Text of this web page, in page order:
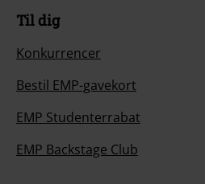
Til dig
Konkurrencer
Bestil EMP-gavekort
EMP Studenterrabat
EMP Backstage Club